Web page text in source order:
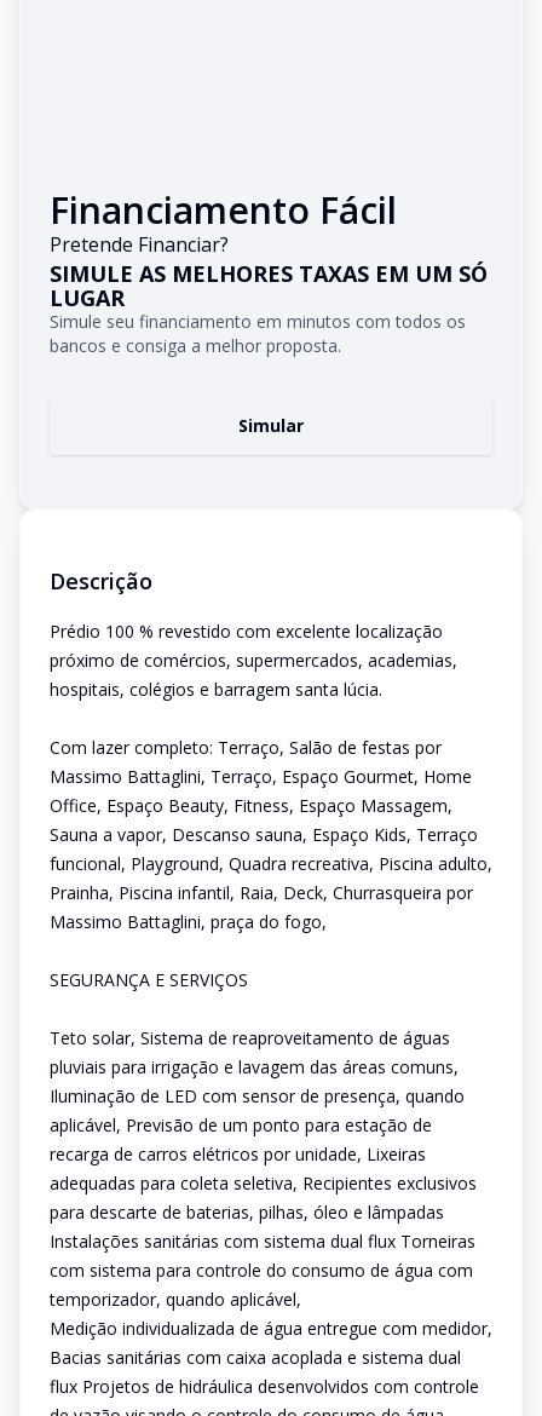
Financiamento Fácil
Pretende Financiar?
SIMULE AS MELHORES TAXAS EM UM SÓ
LUGAR
Simule seu financiamento em minutos com todos os
bancos e consiga a melhor proposta.
Simular
Descrição
Prédio 100 % revestido com excelente localização
próximo de comércios, supermercados, academias,
hospitais, colégios e barragem santa lúcia.
Com lazer completo: Terraço, Salão de festas por
Massimo Battaglini, Terraço, Espaço Gourmet, Home
Office, Espaço Beauty, Fitness, Espaço Massagem,
Sauna a vapor, Descanso sauna, Espaço Kids, Terraço
funcional, Playground, Quadra recreativa, Piscina adulto,
Prainha, Piscina infantil, Raia, Deck, Churrasqueira por
Massimo Battaglini, praça do fogo,
SEGURANÇA E SERVIÇOS
Teto solar, Sistema de reaproveitamento de águas
pluviais para irrigação e lavagem das áreas comuns,
Iluminação de LED com sensor de presença, quando
aplicável, Previsão de um ponto para estação de
recarga de carros elétricos por unidade, Lixeiras
adequadas para coleta seletiva, Recipientes exclusivos
para descarte de baterias, pilhas, óleo e lâmpadas
Instalações sanitárias com sistema dual flux Torneiras
com sistema para controle do consumo de água com
temporizador, quando aplicável,
Medição individualizada de água entregue com medidor,
Bacias sanitárias com caixa acoplada e sistema dual
flux Projetos de hidráulica desenvolvidos com controle